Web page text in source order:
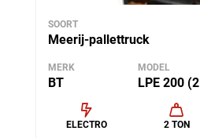
SOORT
Meerij-pallettruck
MERK
BT
MODEL
LPE 200 (2
ELECTRO 2 TON